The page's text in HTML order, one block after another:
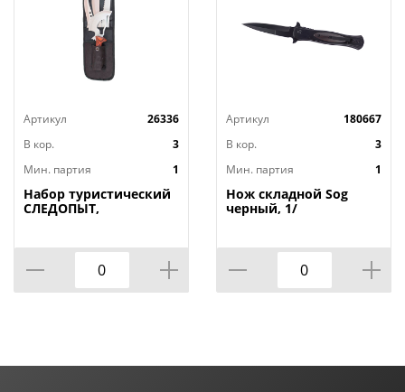
Артикул
26336
В кор.
3
Мин. партия
1
Набор туристический
СЛЕДОПЫТ,
Артикул
180667
В кор.
3
Мин. партия
1
Нож складной Sog
черный, 1/